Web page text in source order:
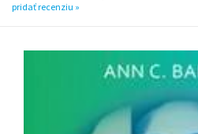
pridať recenziu »